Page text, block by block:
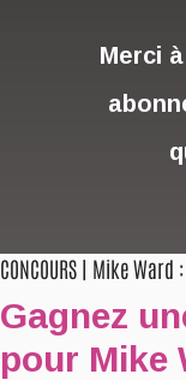
Merci
CONCOURS | Mike
Gagnez
pour Mike